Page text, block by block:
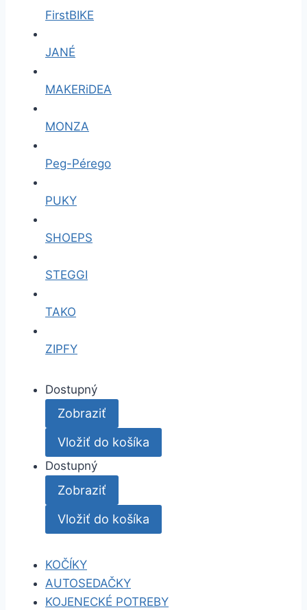
FirstBIKE
JANÉ
MAKERiDEA
MONZA
Peg-Pérego
PUKY
SHOEPS
STEGGI
TAKO
ZIPFY
Dostupný
Zobraziť
Vložiť do košíka
Dostupný
Zobraziť
Vložiť do košíka
KOČÍKY
AUTOSEDAČKY
KOJENECKÉ POTREBY